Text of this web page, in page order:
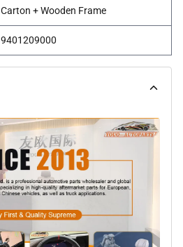
Carton + Wooden Frame
9401209000